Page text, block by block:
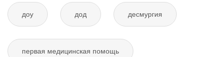
доу дод десмургия
первая медицинская помощь